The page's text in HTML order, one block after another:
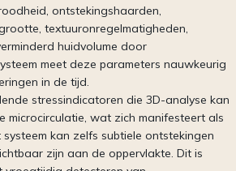
ontstekingshaarden,
textuuronregelmatigheden,
huidvolume door
meet deze parameters nauwkeurig
in de tijd.
stressindicatoren die 3D-analyse kan
microcirculatie, wat zich manifesteert als
kan zelfs subtiele ontstekingen
zijn aan de oppervlakte. Dit is